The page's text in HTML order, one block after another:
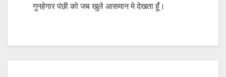
गुनहेगार पंछी को जब खुले आसमान मे देखता हूँ।